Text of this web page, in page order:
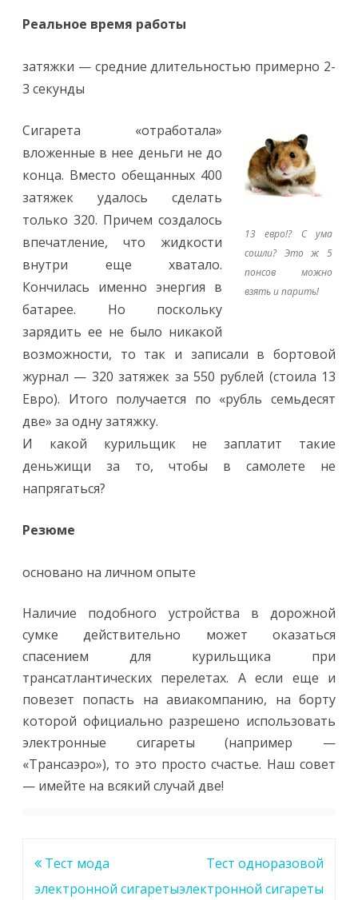
Реальное время работы
затяжки — средние длительностью примерно 2-
3 секунды
13 евро!? С ума
сошли? Это ж 5
понсов можно
взять и парить!
Сигарета «отработала»
вложенные в нее деньги не до
конца. Вместо обещанных 400
затяжек удалось сделать
только 320. Причем создалось
впечатление, что жидкости
внутри еще хватало.
Кончилась именно энергия в
батарее. Но поскольку
зарядить ее не было никакой
возможности, то так и записали в бортовой
журнал — 320 затяжек за 550 рублей (стоила 13
Евро). Итого получается по «рубль семьдесят
две» за одну затяжку.
И какой курильщик не заплатит такие
деньжищи за то, чтобы в самолете не
напрягаться?
Резюме
основано на личном опыте
Наличие подобного устройства в дорожной
сумке действительно может оказаться
спасением для курильщика при
трансатлантических перелетах. А если еще и
повезет попасть на авиакомпанию, на борту
которой официально разрешено использовать
электронные сигареты (например —
«Трансаэро»), то это просто счастье. Наш совет
— имейте на всякий случай две!
Навигация
по
Тест мода
электронной сигареты
Тест одноразовой
электронной сигареты